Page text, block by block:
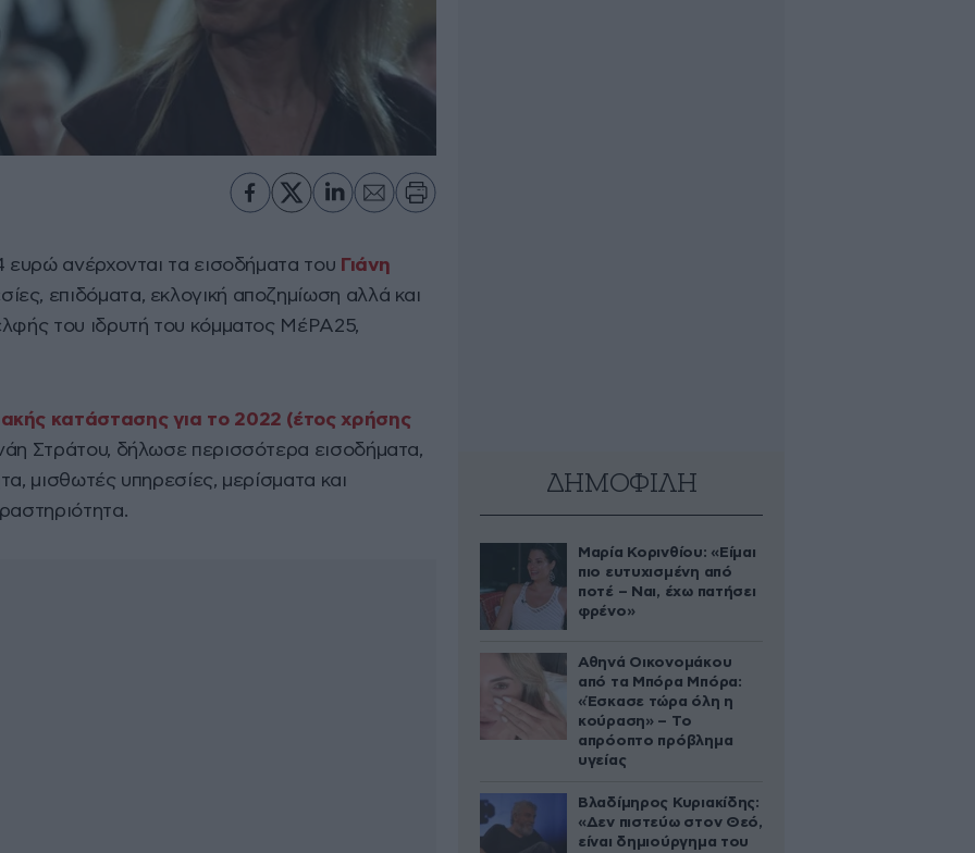
ευρώ ανέρχονται τα εισοδήματα του Γιάνη
επιδόματα, εκλογική αποζημίωση αλλά και
του ιδρυτή του κόμματος ΜέΡΑ25,
κατάστασης για το 2022 (έτος χρήσης
Στράτου, δήλωσε περισσότερα εισοδήματα,
μισθωτές υπηρεσίες, μερίσματα και
ΔΗΜΟΦΙΛΗ
Μαρία Κορινθίου: «Είμαι
πιο ευτυχισμένη από
ποτέ – Ναι, έχω πατήσει
φρένο»
Αθηνά Οικονομάκου
από τα Μπόρα Μπόρα:
«Έσκασε τώρα όλη η
κούραση» – Το
απρόοπτο πρόβλημα
υγείας
Βλαδίμηρος Κυριακίδης:
«Δεν πιστεύω στον Θεό,
είναι δημιούργημα του